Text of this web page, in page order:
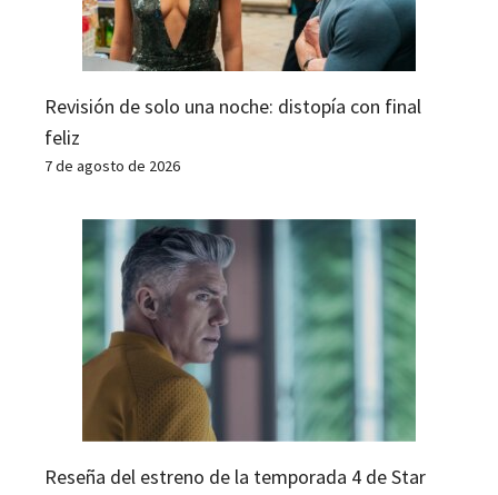
Revisión de solo una noche: distopía con final
feliz
7 de agosto de 2026
Reseña del estreno de la temporada 4 de Star